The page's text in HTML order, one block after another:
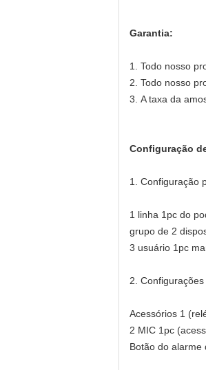
Garantia:
1. Todo nosso
2. Todo nosso
3. A taxa da
Configuração
1. Configuração
1 linha 1pc do
grupo de 2
3 usuário 1pc
2.
Acessórios 1
2 MIC 1pc
Botão do alarme